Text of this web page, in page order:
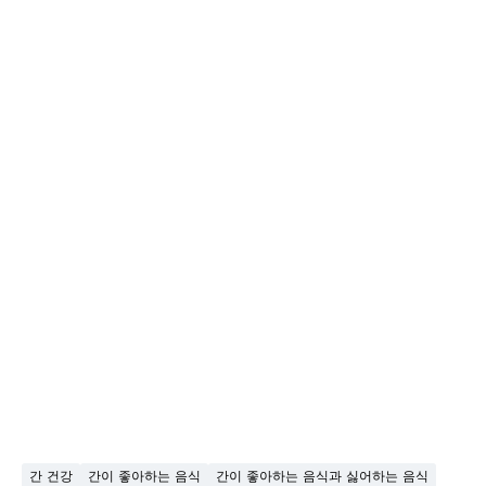
간 건강 간이 좋아하는 음식
간이 좋아하는 음식과 싫어하는 음식